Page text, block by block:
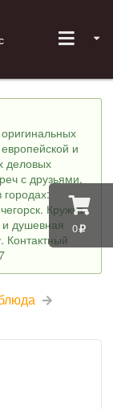
0
и
деловых
с друзьями.
Кружка
душевная
Контактный